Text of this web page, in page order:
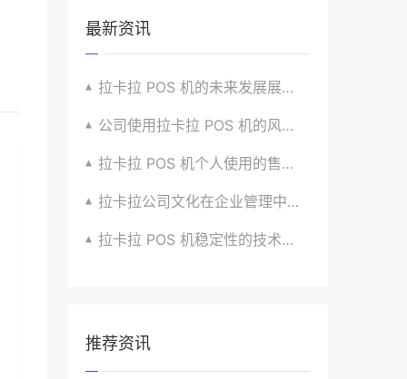
最新资讯
拉卡拉 POS 机的未来发展展望与战略规划
公司使用拉卡拉 POS 机的风险评估与应对
拉卡拉 POS 机个人使用的售后服务优化
拉卡拉公司文化在企业管理中的作用
拉卡拉 POS 机稳定性的技术创新与应用实践
推荐资讯